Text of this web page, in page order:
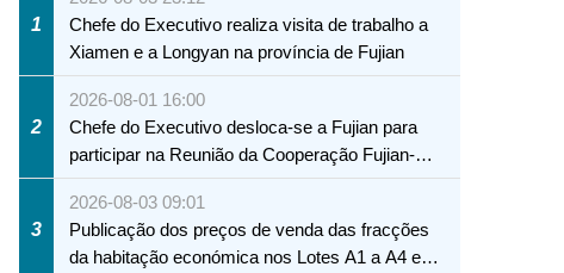
1
Chefe do Executivo realiza visita de trabalho a
Xiamen e a Longyan na província de Fujian
2
2026-08-01 16:00
Chefe do Executivo desloca-se a Fujian para
participar na Reunião da Cooperação Fujian-
Macau
3
2026-08-03 09:01
Publicação dos preços de venda das fracções
da habitação económica nos Lotes A1 a A4 e